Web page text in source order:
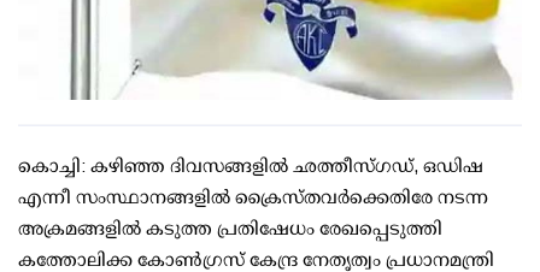
കൊച്ചി: കഴിഞ്ഞ ദിവസങ്ങളില്‍ ഛത്തീസ്ഗഡ്, ഒഡിഷ
എന്നീ സംസ്ഥാനങ്ങളില്‍ ക്രൈസ്തവര്‍ക്കെതിരേ നടന്ന
അക്രമങ്ങളില്‍ കടുത്ത പ്രതിഷേധം രേഖപ്പെടുത്തി
കത്തോലിക്ക കോണ്‍ഗ്രസ് കേന്ദ്ര നേതൃത്വം പ്രധാനമന്ത്രി